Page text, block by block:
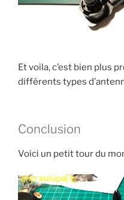
Et voila, c’est bien plus
différents types
Conclusion
Voici un petit tour du